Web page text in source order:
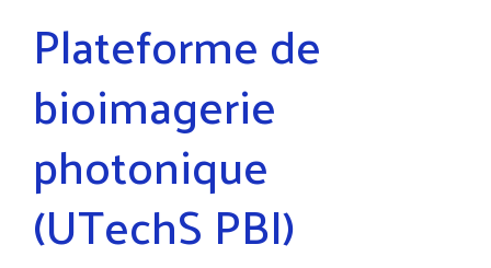
Plateforme de
bioimagerie
photonique
(UTechS PBI)